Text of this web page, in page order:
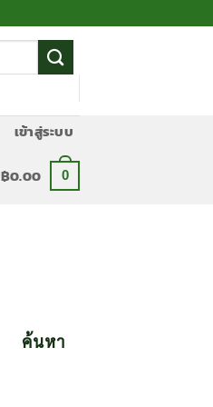
เข้าสู่ระบบ
฿0.00 0
ค้นหา